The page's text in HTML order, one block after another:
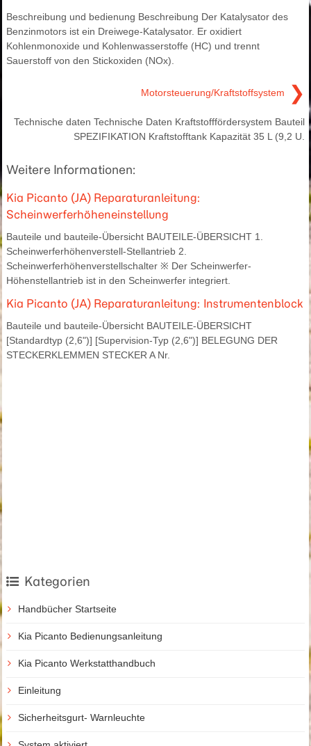
Beschreibung und bedienung Beschreibung Der Katalysator des
Benzinmotors ist ein Dreiwege-Katalysator. Er oxidiert
Kohlenmonoxide und Kohlenwasserstoffe (HC) und trennt
Sauerstoff von den Stickoxiden (NOx).
Motorsteuerung/Kraftstoffsystem ❯
Technische daten Technische Daten Kraftstofffördersystem Bauteil
SPEZIFIKATION Kraftstofftank Kapazität 35 L (9,2 U.
Weitere Informationen:
Kia Picanto (JA) Reparaturanleitung:
Scheinwerferhöheneinstellung
Bauteile und bauteile-Übersicht BAUTEILE-ÜBERSICHT 1.
Scheinwerferhöhenverstell-Stellantrieb 2.
Scheinwerferhöhenverstellschalter ※ Der Scheinwerfer-
Höhenstellantrieb ist in den Scheinwerfer integriert.
Kia Picanto (JA) Reparaturanleitung: Instrumentenblock
Bauteile und bauteile-Übersicht BAUTEILE-ÜBERSICHT
[Standardtyp (2,6")] [Supervision-Typ (2,6")] BELEGUNG DER
STECKERKLEMMEN STECKER A Nr.
Kategorien
Handbücher Startseite
Kia Picanto Bedienungsanleitung
Kia Picanto Werkstatthandbuch
Einleitung
Sicherheitsgurt- Warnleuchte